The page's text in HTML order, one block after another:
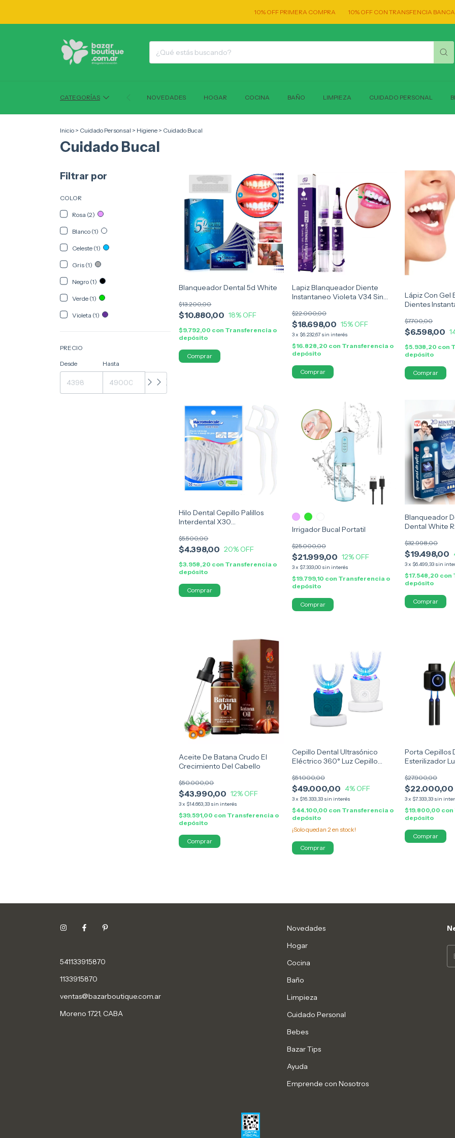
10% OFF PRIMERA COMPRA 10% OFF CON TRANSFENCIA BANCARIA!
CATEGORÍAS NOVEDADES HOGAR COCINA BAÑO LIMPIEZA CUIDADO PERSONAL
Inicio > Cuidado Personsal > Higiene > Cuidado Bucal
Cuidado Bucal
Filtrar por
COLOR
Rosa (2)
Blanco (1)
Celeste (1)
Gris (1)
Negro (1)
Verde (1)
Violeta (1)
PRECIO
Desde Hasta
Blanqueador Dental 5d White
$10.880,00
$13.200,00
18% OFF
$9.792,00 con Transferencia o
depósito
Lapiz Blanqueador Diente
Instantaneo Violeta V34 Sin
$18.698,00
$22.000,00
15% OFF
3x $6.232,67 sin interés
$16.828,20 con Transferencia o
depósito
Lápiz Con Gel
Dientes
$6.598,00
$7.700,00
$5.938,20 con
depósito
Hilo Dental Cepillo Palillos
Interdental X30
$4.398,00
$5.500,00
20% OFF
$3.958,20 con Transferencia o
depósito
Irrigador Bucal Portatil
$21.999,00
$25.000,00
12% OFF
3x $7.333,00 sin interés
$19.799,10 con Transferencia o
depósito
Comprar
Blanqueador
Dental White
$19.498,00
$32.998,00
3x $6.499,33 sin
$17.548,20 con
depósito
Aceite De Batana Crudo El
Crecimiento Del Cabello
$43.990,00
$50.000,00
12% OFF
3x $14.663,33 sin interés
$39.591,00 con Transferencia o
depósito
Cepillo Dental Ultrasónico
Eléctrico 360° Luz Cepillo
$49.000,00
$51.000,00
4% OFF
3x $16.333,33 sin interés
$44.100,00 con Transferencia o
depósito
¡Solo quedan 2 en stock!
Porta Cepillos
Esterilizador
$22.000,00
$27.900,00
3x $7.333,33 sin
$19.800,00 con
depósito
541133915870
1133915870
ventas@bazarboutique.com.ar
Moreno 1721, CABA
Novedades
Hogar
Cocina
Baño
Limpieza
Cuidado Personal
Bebes
Bazar Tips
Ayuda
Emprende con Nosotros